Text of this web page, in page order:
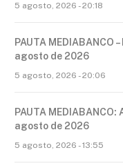
5 agosto, 2026 - 20:18
PAUTA MEDIABANCO
agosto de 2026
5 agosto, 2026 - 20:06
PAUTA
agosto de 2026
5 agosto, 2026 - 13:55